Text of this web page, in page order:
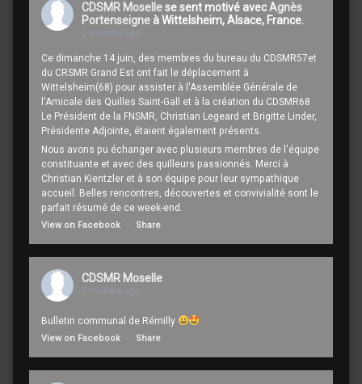
CDSMR Mosellese sent motivé avecAgnès
Portenseigne à Wittelsheim, Alsace, France.
2 months ago
Ce dimanche 14 juin, des membres du bureau du CDSMR57et
du CRSMR Grand Est ont fait le déplacement à
Wittelsheim(68) pour assister à l'Assemblée Générale de
l'Amicale des Quilles Saint-Gall et à la création du CDSMR68
Le Président de la FNSMR, Christian Legeard et Brigitte Linder,
Présidente Adjointe, étaient également présents.
Nous avons pu échanger avec plusieurs membres de l'équipe
constituante et avec des quilleurs passionnés. Merci à
Christian Kientzler et à son équipe pour leur sympathique
accueil. Belles rencontres, découvertes et convivialité sont le
parfait résumé de ce week-end.
View on Facebook · Share
CDSMR Moselle
7 months ago
Bulletin communal de Rémilly
View on Facebook · Share